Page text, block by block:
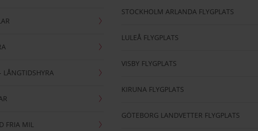
LÅNGTIDSHYRA
FRIA MIL
STOCKHOLM ARLANDA FLYGPLATS
LULEÅ FLYGPLATS
VISBY FLYGPLATS
KIRUNA FLYGPLATS
GÖTEBORG LANDVETTER FLYGPLATS